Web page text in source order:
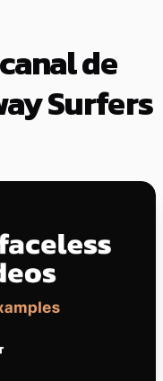
de
Surfers